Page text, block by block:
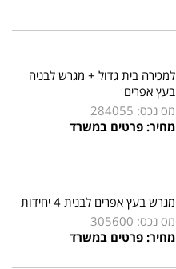
למכירה בית גדול + מגרש לבניה
בעץ אפרים
מס נכס: 284055
מחיר: פרטים במשרד
מגרש בעץ אפרים לבנית 4 יחידות
מס נכס: 305600
מחיר: פרטים במשרד